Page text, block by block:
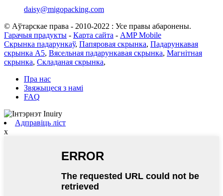
daisy@migopacking.com
© Аўтарскае права - 2010-2022 : Усе правы абаронены.
Гарачыя прадукты - Карта сайта - AMP Mobile
Скрынка падарункаў, Папяровая скрынка, Падарункавая
скрынка А5, Вясельная падарункавая скрынка, Магнітная
скрынка, Складаная скрынка,
Пра нас
Звяжыцеся з намі
FAQ
Адправіць ліст
x